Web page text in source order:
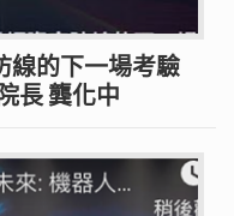
線的下一場考驗
長 龔化中